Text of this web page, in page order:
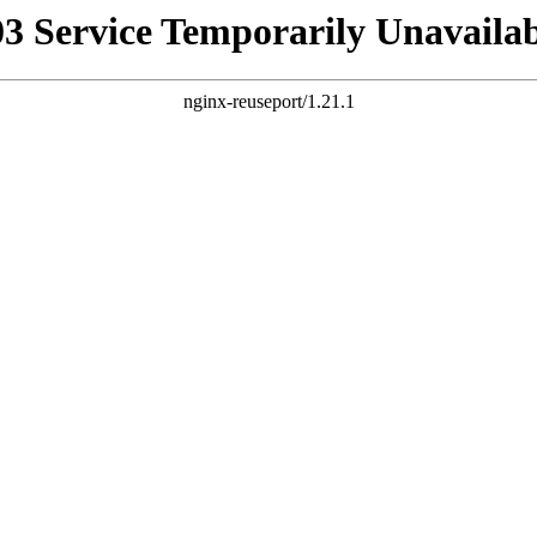
Service Temporarily
nginx-reuseport/1.21.1